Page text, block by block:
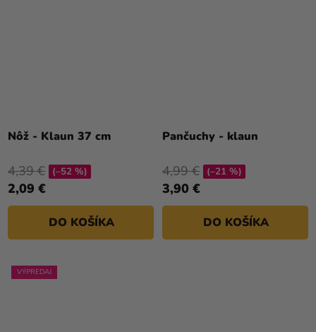
Nôž - Klaun 37 cm
2,09 €
4,39 € (–52 %)
DO KOŠÍKA
Pančuchy - klaun
3,90 €
4,99 € (–21 %)
DO KOŠÍKA
VÝPREDAJ